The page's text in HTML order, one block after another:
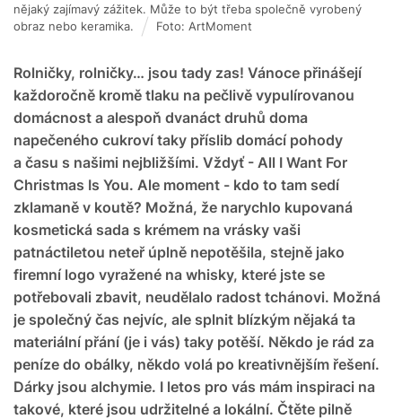
Rolničky, rolničky… jsou tady zas! Vánoce přinášejí
každoročně kromě tlaku na pečlivě vypulírovanou
domácnost a alespoň dvanáct druhů doma
napečeného cukroví taky příslib domácí pohody
a času s našimi nejbližšími. Vždyť - All I Want For
Christmas Is You. Ale moment - kdo to tam sedí
zklamaně v koutě? Možná, že narychlo kupovaná
kosmetická sada s krémem na vrásky vaši
patnáctiletou neteř úplně nepotěšila, stejně jako
firemní logo vyražené na whisky, které jste se
potřebovali zbavit, neudělalo radost tchánovi. Možná
je společný čas nejvíc, ale splnit blízkým nějaká ta
materiální přání (je i vás) taky potěší. Někdo je rád za
peníze do obálky, někdo volá po kreativnějším řešení.
Dárky jsou alchymie. I letos pro vás mám inspiraci na
takové, které jsou udržitelné a lokální. Čtěte pilně
nějaký zajímavý zážitek. Může to být třeba společně vyrobený
obraz nebo keramika.
Foto: ArtMoment